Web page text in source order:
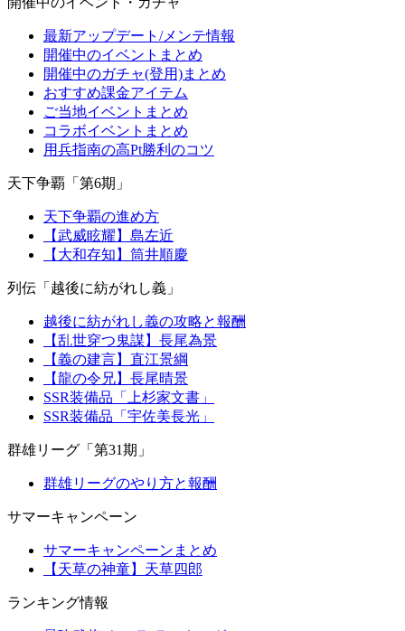
最新アップデート/メンテ情報
開催中のイベントまとめ
開催中のガチャ(登用)まとめ
おすすめ課金アイテム
ご当地イベントまとめ
コラボイベントまとめ
用兵指南の高Pt勝利のコツ
天下争覇「第6期」
天下争覇の進め方
【武威眩耀】島左近
【大和存知】筒井順慶
列伝「越後に紡がれし義」
越後に紡がれし義の攻略と報酬
【乱世穿つ鬼謀】長尾為景
【義の建言】直江景綱
【龍の令兄】長尾晴景
SSR装備品「上杉家文書」
SSR装備品「宇佐美長光」
群雄リーグ「第31期」
群雄リーグのやり方と報酬
サマーキャンペーン
サマーキャンペーンまとめ
【天草の神童】天草四郎
ランキング情報